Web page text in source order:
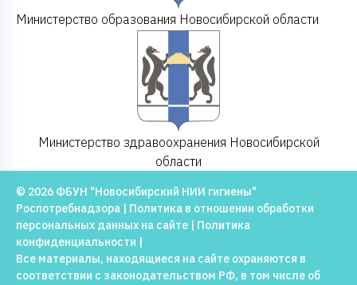
Министерство образования Новосибирской области
Министерство здравоохранения Новосибирской
области
© 2026 ФБУН "Новосибирский НИИ гигиены"
Роспотребнадзора | Политика в отношении обработки
персональных данных на сайте | Политика
конфиденциальности |
Все материалы, находящиеся на сайте охраняются в
соответствии с законодательством РФ, в том числе об